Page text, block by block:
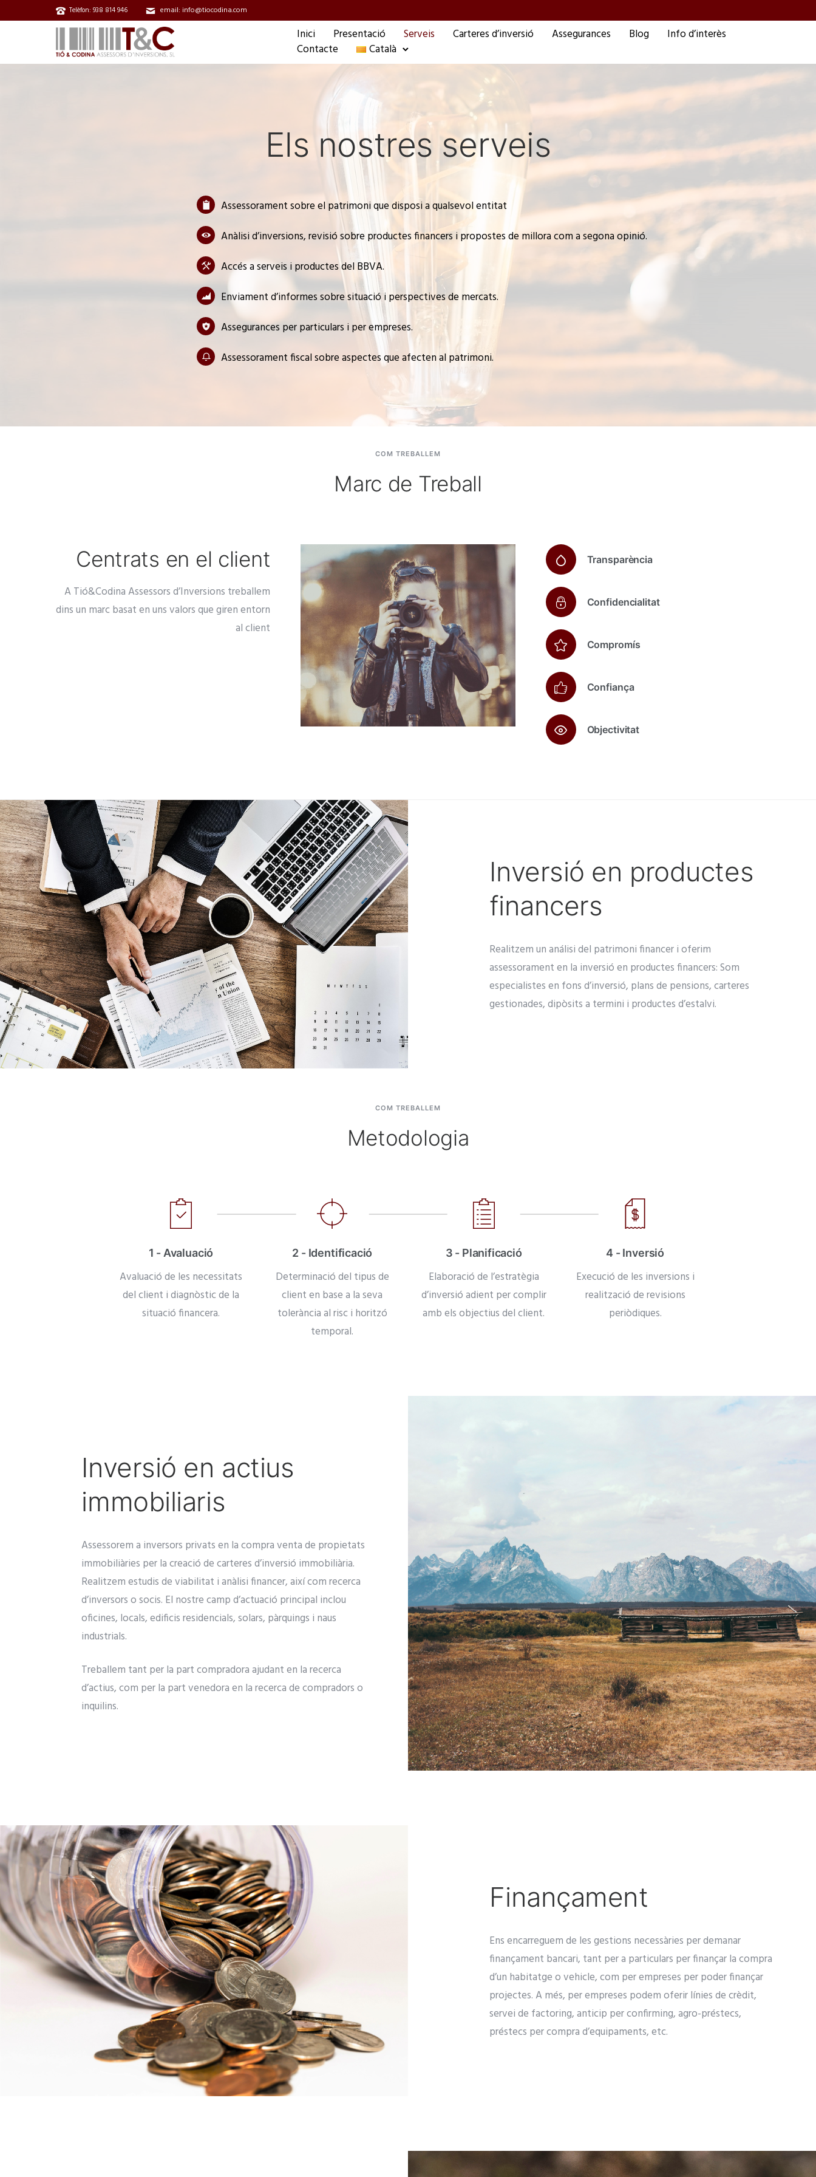
Telèfon: 938 814 946 email: info@tiocodina.com
Inici Presentació Serveis Carteres d’inversió Assegurances Blog
Info d’interès
Contacte
Català
Els nostres serveis
Assessorament sobre el patrimoni que disposi a qualsevol entitat
Anàlisi d’inversions, revisió sobre productes financers i propostes de millora com a segona opinió.
Accés a serveis i productes del BBVA.
Enviament d’informes sobre situació i perspectives de mercats.
Assegurances per particulars i per empreses.
Assessorament fiscal sobre aspectes que afecten al patrimoni.
COM TREBALLEM
Marc de Treball
Centrats en el client
A Tió&Codina Assessors d’Inversions treballem
dins un marc basat en uns valors que giren entorn
al client
Transparència
Confidencialitat
Compromís
Confiança
Objectivitat
Inversió en productes
financers
Realitzem un análisi del patrimoni financer i oferim
assessorament en la inversió en productes financers: Som
especialistes en fons d’inversió, plans de pensions, carteres
gestionades, dipòsits a termini i productes d’estalvi.
COM TREBALLEM
Metodologia
1 - Avaluació
Avaluació de les necessitats
del client i diagnòstic de la
situació financera.
2 - Identificació
Determinació del tipus de
client en base a la seva
tolerància al risc i horitzó
temporal.
3 - Planificació
Elaboració de l’estratègia
d’inversió adient per complir
amb els objectius del client.
4 - Inversió
Execució de les inversions i
realització de revisions
periòdiques.
Inversió en actius
immobiliaris
Assessorem a inversors privats en la compra venta de propietats
immobiliàries per la creació de carteres d’inversió immobiliària.
Realitzem estudis de viabilitat i anàlisi financer, així com recerca
d’inversors o socis. El nostre camp d’actuació principal inclou
oficines, locals, edificis residencials, solars, pàrquings i naus
industrials.
Treballem tant per la part compradora ajudant en la recerca
d’actius, com per la part venedora en la recerca de compradors o
inquilins.
Finançament
Ens encarreguem de les gestions necessàries per demanar
finançament bancari, tant per a particulars per finançar la compra
d’un habitatge o vehicle, com per empreses per poder finançar
projectes. A més, per empreses podem oferir línies de crèdit,
servei de factoring, anticip per confirming, agro-préstecs,
préstecs per compra d’equipaments, etc.